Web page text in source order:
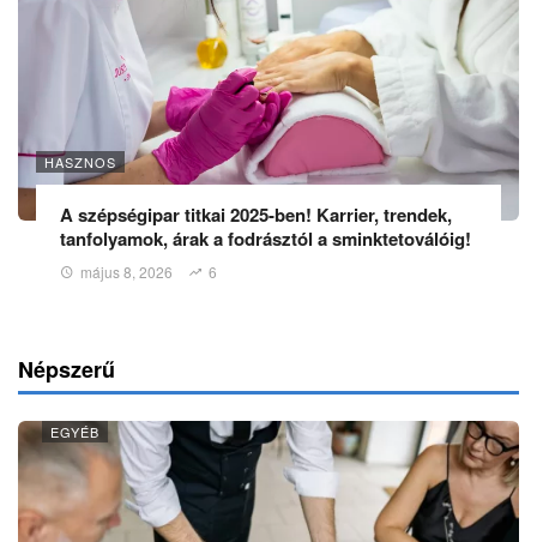
HASZNOS
A szépségipar titkai 2025-ben! Karrier, trendek,
tanfolyamok, árak a fodrásztól a sminktetoválóig!
május 8, 2026 6
Népszerű
EGYÉB